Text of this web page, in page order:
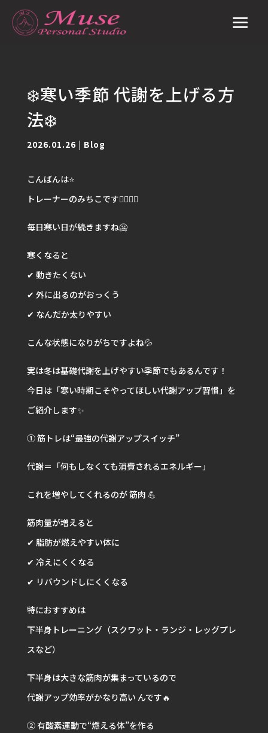
❄️寒い季節 代謝を上げる方
法❄️
2026.01.26 | Blog
こんばんは⭐️
トレーナーのみちこです🙋🏽‍♀️✨
毎日寒い日が続きますね🥶
寒くなると
✔ 動きたくない
✔ 外に出るのがおっくう
✔ なんだか太りやすい
こんな状態になりがちですよね💦
実は冬は基礎代謝を上げやすい季節でもあるんです！
今日は「寒い時期こそやってほしい代謝アップ習慣」を
ご紹介します✨
① 筋トレは“最強の代謝アップスイッチ”
代謝＝「何もしなくても消費されるエネルギー」
これを増やしてくれるのが 筋肉 💪
筋肉量が増えると
✔ 脂肪が燃えやすい体に
✔ 冷えにくくなる
✔ リバウンドしにくくなる
特におすすめは
下半身トレーニング（スクワット・ランジ・レッグプレ
スなど）
下半身は大きな筋肉が集まっているので
代謝アップ効率がかなり高い んです🔥
② 有酸素運動で“燃える体”を作る